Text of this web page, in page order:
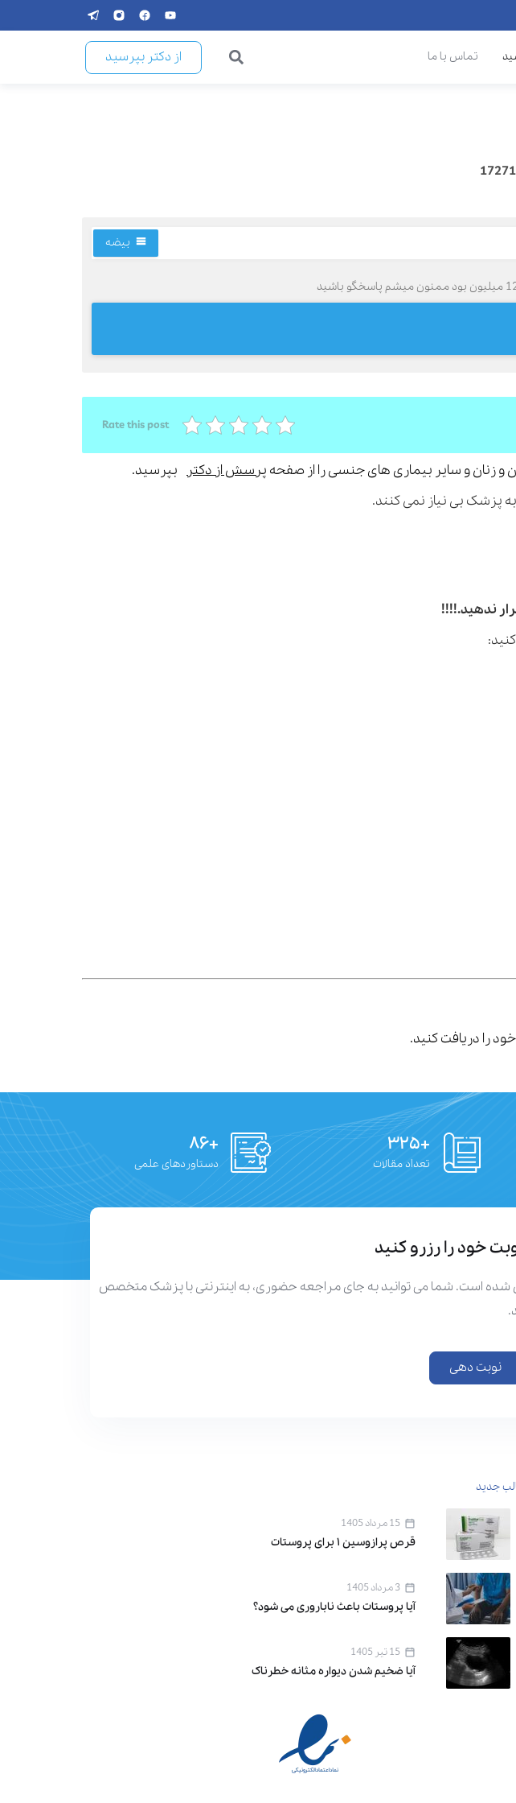
تماس با ما از دکتر بپرسید
بیضه
Rate this post
و زنان و سایر بیماری های جنسی را از صفحه پرسش از دکتر بپرسید.
ندهید.!!!!
را دریافت کنید.
+۳۲۵
تعداد مقالات
+۸۶
دستاوردهای علمی
خود را رزرو کنید
است. شما می توانید به جای مراجعه حضوری، به اینترنتی با پزشک متخصص
نوبت دهی
جدید
15 مرداد 1405
قرص پرازوسین ۱ برای پروستات
3 مرداد 1405
آیا پروستات باعث ناباروری می‌ شود؟
15 تیر 1405
آیا ضخیم شدن دیواره مثانه خطرناک